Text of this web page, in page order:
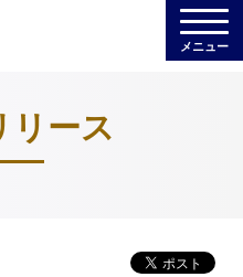
メニュー
リース